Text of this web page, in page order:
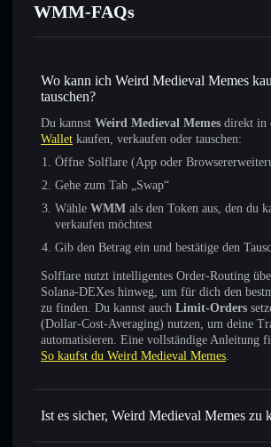
WMM-FAQs
Wo kann ich Weird Medieval Memes
tauschen?
Du kannst Weird Medieval Memes direkt in
Wallet kaufen, verkaufen oder tauschen:
Öffne Solflare (App oder
Gehe zum Tab „Swap“
Wähle WMM als den Token aus, den du
verkaufen möchtest
Gib den Betrag ein und bestätige den
Solflare nutzt intelligentes Order-Routing
Solana-DEXes hinweg, um für dich den
zu finden. Du kannst auch Limit-Orders
(Dollar-Cost-Averaging) nutzen, um deine
automatisieren. Eine vollständige Anleitung
So kaufst du Weird Medieval Memes.
Ist es sicher, Weird Medieval Memes zu
Weird Medieval Memes verifizierter